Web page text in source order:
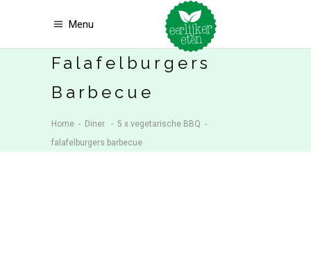
Menu
Falafelburgers
Barbecue
Home - Diner - 5 x vegetarische BBQ -
falafelburgers barbecue